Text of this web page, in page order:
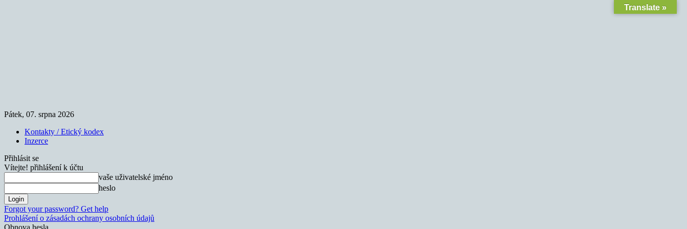
Pátek, 07. srpna 2026
Kontakty / Etický kodex
Inzerce
Přihlásit se
Vítejte! přihlášení k účtu
vaše uživatelské jméno
heslo
Forgot your password? Get help
Prohlášení o zásadách ochrany osobních údajů
Obnova hesla
Translate »